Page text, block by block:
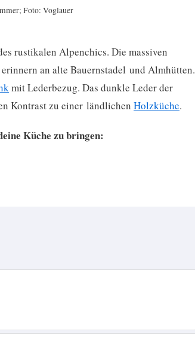
Foto: Voglauer
rustikalen Alpenchics. Die massiven
an alte Bauernstadel und Almhütten.
mit Lederbezug. Das dunkle Leder der
Kontrast zu einer ländlichen Holzküche.
Küche zu bringen: